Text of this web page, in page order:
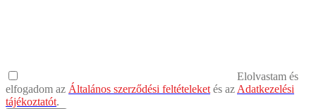
Elolvastam és
elfogadom az Általános szerződési feltételeket és az Adatkezelési
tájékoztatót.